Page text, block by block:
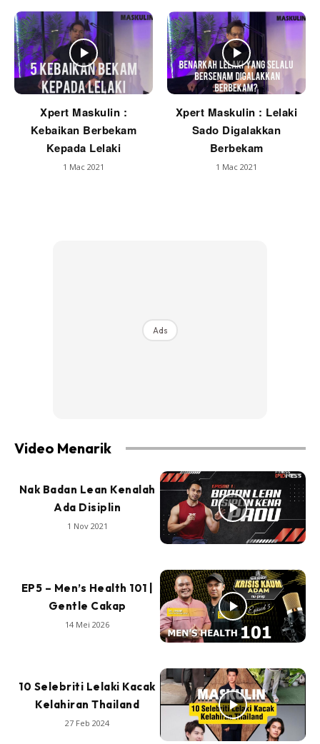
Xpert Maskulin :
Kebaikan Berbekam
Kepada Lelaki
1 Mac 2021
Xpert Maskulin : Lelaki
Sado Digalakkan
Berbekam
1 Mac 2021
Ads
Video Menarik
Nak Badan Lean Kenalah
Ada Disiplin
1 Nov 2021
EP5 – Men’s Health 101 |
Gentle Cakap
14 Mei 2026
10 Selebriti Lelaki Kacak
Kelahiran Thailand
27 Feb 2024